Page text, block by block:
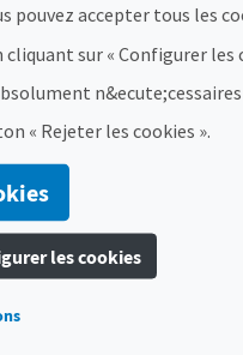
AU 15 AOÛT
- 15/8/2026
pouvez accepter tous les
sur « Configurer les
n&ecute;cessaires
« Rejeter les cookies ».
les cookies